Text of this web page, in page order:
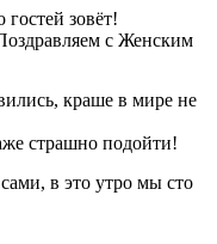
зовёт!
с Женским
краше в мире не
страшно подойти!
в это утро мы сто